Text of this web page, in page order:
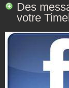
Des
votre